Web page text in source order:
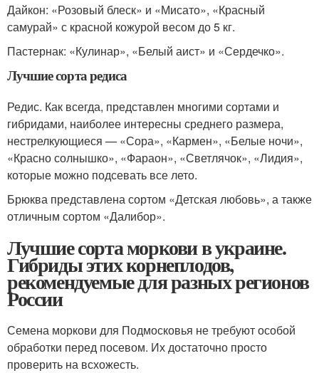
Дайкон: «Розовый блеск» и «Мисато», «Красный
самурай» с красной кожурой весом до 5 кг.
Пастернак: «Кулинар», «Белый аист» и «Сердечко».
Лучшие сорта редиса
Редис. Как всегда, представлен многими сортами и
гибридами, наиболее интересны среднего размера,
нестрелкующиеся — «Сора», «Кармен», «Белые ночи»,
«Красно солнышко», «Фараон», «Светлячок», «Лидия»,
которые можно подсевать все лето.
Брюква представлена сортом «Детская любовь», а также
отличным сортом «Далибор».
Лучшие сорта моркови в украине.
Гибриды этих корнеплодов,
рекомендуемые для разных регионов
России
Семена моркови для Подмосковья не требуют особой
обработки перед посевом. Их достаточно просто
проверить на всхожесть.